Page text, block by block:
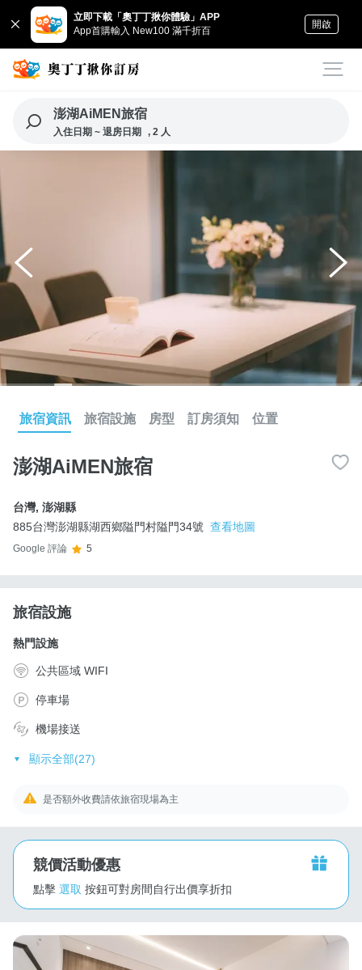
立即下載「奧丁丁揪你體驗」APP
App首購輸入 New100 滿千折百
開啟
澎湖AiMEN旅宿
入住日期 ~ 退房日期 , 2 人
旅宿資訊 旅宿設施 房型 訂房須知 位置
澎湖AiMEN旅宿
台灣, 澎湖縣
885台灣澎湖縣湖西鄉隘門村隘門34號 查看地圖
Google 評論 5
旅宿設施
熱門設施
公共區域 WIFI
停車場
機場接送
顯示全部(27)
是否額外收費請依旅宿現場為主
競價活動優惠
點擊 選取 按鈕可對房間自行出價享折扣